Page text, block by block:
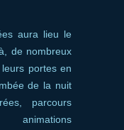
aura lieu le
de nombreux
portes en
de la nuit
parcours